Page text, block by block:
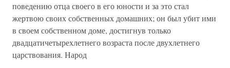
поведению отца своего в его юности и за это стал
жертвою своих собственных домашних; он был убит ими
в своем собственном доме, достигнув только
двадцатичетырехлетнего возраста после двухлетнего
царствования. Народ